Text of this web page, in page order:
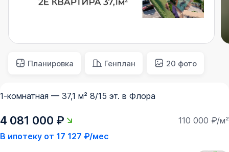
Планировка Генплан 20 фото
1-комнатная — 37,1 м² 8/15 эт. в Флора
4 081 000 ₽
110 000 ₽/м²
В ипотеку от 17 127 ₽/мес